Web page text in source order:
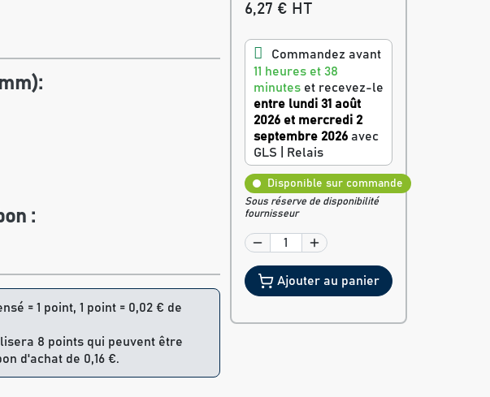
:
= 1 point, 1 point = 0,02 € de
8 points qui peuvent être
d'achat de 0,16 €.
6,27 € HT
Commandez avant
11 heures et 38
minuteset recevez-le
entre lundi 31 août
2026 et mercredi 2
septembre 2026 avec
GLS | Relais
Disponible sur commande
Sous réserve de disponibilité
fournisseur
Ajouter au panier